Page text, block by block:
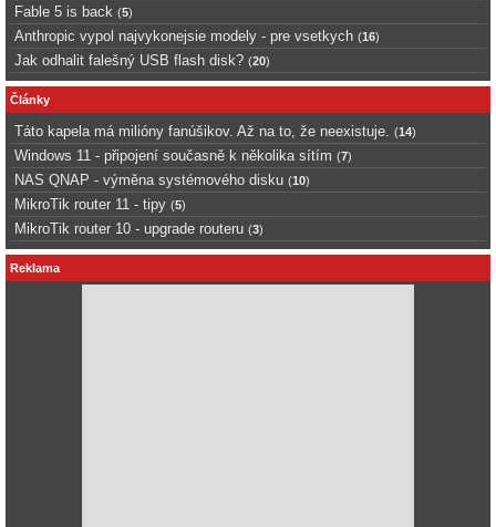
Fable 5 is back (5)
Anthropic vypol najvykonejsie modely - pre vsetkych (16)
Jak odhalit falešný USB flash disk? (20)
Články
Táto kapela má milióny fanúšikov. Až na to, že neexistuje. (14)
Windows 11 - připojení současně k několika sítím (7)
NAS QNAP - výměna systémového disku (10)
MikroTik router 11 - tipy (5)
MikroTik router 10 - upgrade routeru (3)
Reklama